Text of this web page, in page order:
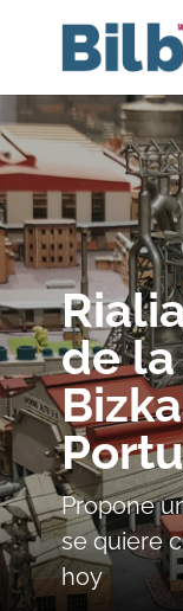
de
Propone
se quiere
hoy